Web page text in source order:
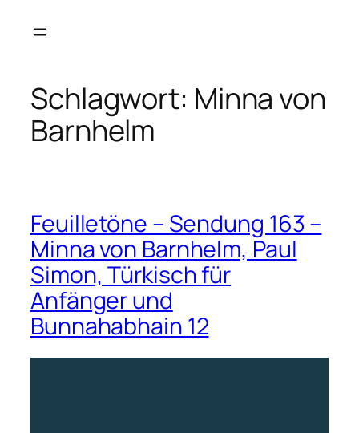
Inhalt
Schlagwort: Minna von
Barnhelm
Feuilletöne – Sendung 163 –
Minna von Barnhelm, Paul
Simon, Türkisch für
Anfänger und
Bunnahabhain 12